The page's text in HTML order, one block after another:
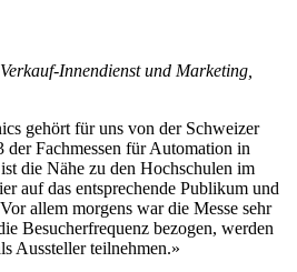
Innendienst und Marketing,
gehört für uns von der Schweizer
der Fachmessen für Automation in
die Nähe zu den Hochschulen im
auf das entsprechende Publikum und
allem morgens war die Messe sehr
Besucherfrequenz bezogen, werden
Aussteller teilnehmen.»